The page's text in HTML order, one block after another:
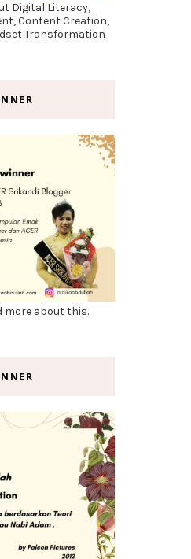
Digital Literacy,
Content Creation,
Transformation
more about this.